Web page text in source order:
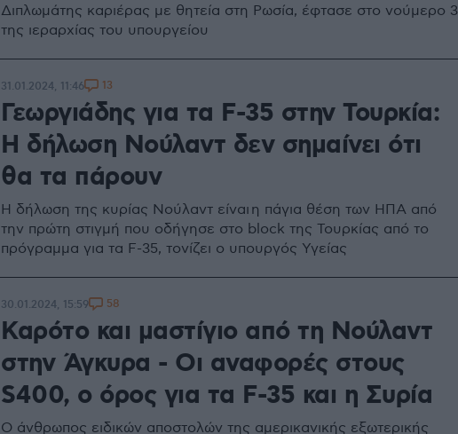
Διπλωμάτης καριέρας με θητεία στη Ρωσία, έφτασε στο νούμερο 3
της ιεραρχίας του υπουργείου
Γεωργιάδης για τα F-35 στην Τουρκία:
Η δήλωση Νούλαντ δεν σημαίνει ότι
θα τα πάρουν
Η δήλωση της κυρίας Νούλαντ είναι η πάγια θέση των ΗΠΑ από
την πρώτη στιγμή που οδήγησε στο block της Τουρκίας από το
πρόγραμμα για τα F-35, τονίζει ο υπουργός Υγείας
31.01.2024, 11:46 13
Καρότο και μαστίγιο από τη Νούλαντ
στην Άγκυρα - Οι αναφορές στους
S400, ο όρος για τα F-35 και η Συρία
Ο άνθρωπος ειδικών αποστολών της αμερικανικής εξωτερικής
30.01.2024, 15:59 58